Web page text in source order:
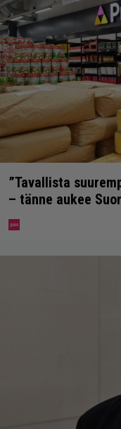
”Tavallista
– tänne aukee